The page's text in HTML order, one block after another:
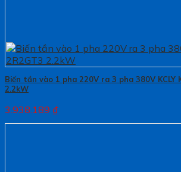
Biến tần vào 1 pha 220V ra 3 pha 380V KCLY
2.2kW
3.938.189 ₫